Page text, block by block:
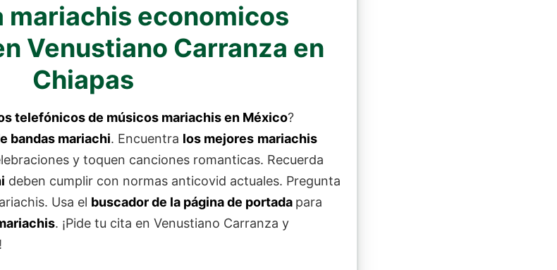
mariachis economicos
Venustiano Carranza en
Chiapas
telefónicos de músicos mariachisen México?
bandas mariachi. Encuentra los mejores mariachis
y toquen canciones romanticas. Recuerda
deben cumplir con normas anticovid actuales. Pregunta
Usa el buscador de la página de portada para
. ¡Pide tu cita en Venustiano Carranza y